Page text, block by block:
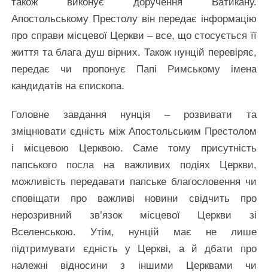
Апостольському Престолу він передає інформацію
про справи місцевої Церкви – все, що стосується її
життя та блага душ вірних. Також нунцій перевіряє,
передає чи пропонує Папі Римському імена
кандидатів на єпископа.
Головне завдання нунція – розвивати та
зміцнювати єдність між Апостольським Престолом
і місцевою Церквою. Саме тому присутність
папського посла на важливих подіях Церкви,
можливість передавати папське благословення чи
сповіщати про важливі новини свідчить про
нерозривний зв’язок місцевої Церкви зі
Вселенською. Утім, нунцій має не лише
підтримувати єдність у Церкві, а й дбати про
належні відносини з іншими Церквами чи